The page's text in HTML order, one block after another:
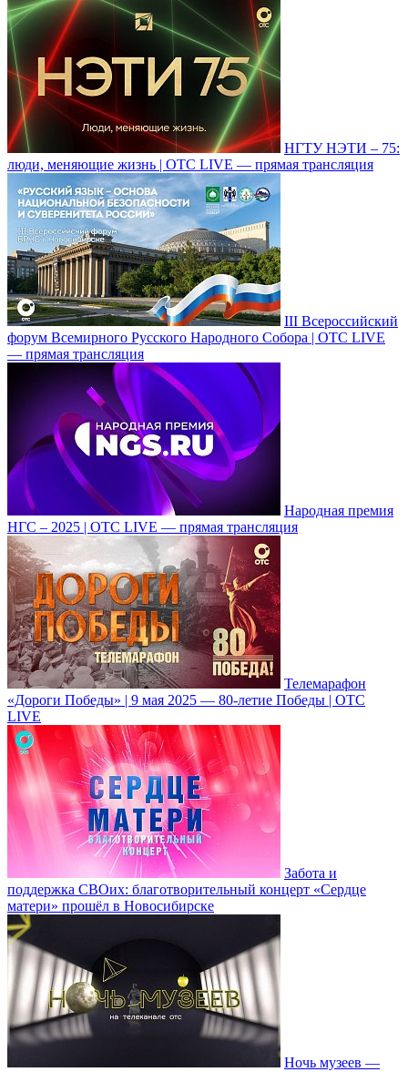
НГТУ НЭТИ – 75:
люди, меняющие жизнь | ОТС LIVE — прямая трансляция
III Всероссийский
форум Всемирного Русского Народного Собора | ОТС LIVE
— прямая трансляция
Народная премия
НГС – 2025 | ОТС LIVE — прямая трансляция
Телемарафон
«Дороги Победы» | 9 мая 2025 — 80-летие Победы | ОТС
LIVE
Забота и
поддержка СВОих: благотворительный концерт «Сердце
матери» прошёл в Новосибирске
Ночь музеев —